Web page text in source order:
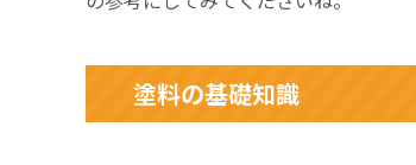
塗料の基礎知識